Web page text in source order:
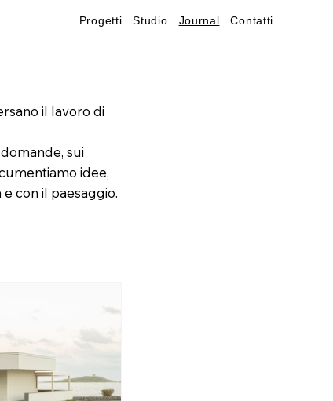
Progetti Studio Journal Contatti
il lavoro di
sui
idee,
con il paesaggio.